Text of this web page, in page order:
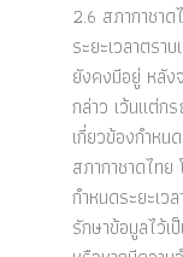
2.6 สภากาชาด
ระยะเวลาตรา
ยังคงมีอยู่ หลัง
กล่าว เว้นแต่ก
เกี่ยวข้องกำหน
สภากาชาดไทย
กำหนดระยะเว
รักษาข้อมูลไว้เ